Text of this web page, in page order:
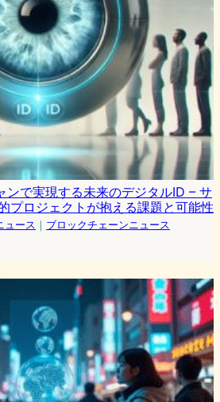
で実現する未来のデジタルID – サ
プロジェクトが抱える課題と可能性
ュース ｜ ブロックチェーンニュース